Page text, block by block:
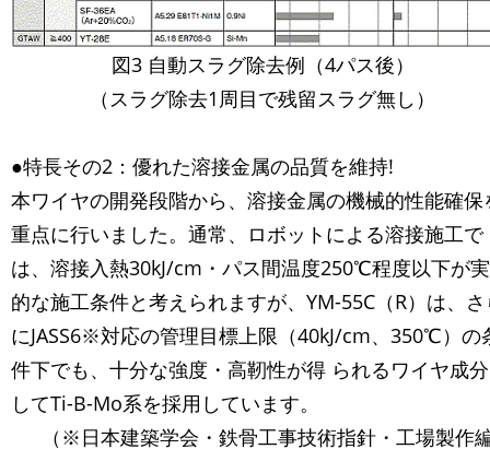
図3 自動スラグ除去例（4パス後）
（スラグ除去1周目で残留スラグ無し）
●特長その2：優れた溶接金属の品質を維持!
本ワイヤの開発段階から、溶接金属の機械的性能確保
重点に行いました。通常、ロボットによる溶接施工で
は、溶接入熱30kJ/cm・パス間温度250℃程度以下が
的な施工条件と考えられますが、YM-55C（R）は、
にJASS6※対応の管理目標上限（40kJ/cm、350℃）の
件下でも、十分な強度・高靭性が得 られるワイヤ成
してTi-B-Mo系を採用しています。
（※日本建築学会・鉄骨工事技術指針・工場製作